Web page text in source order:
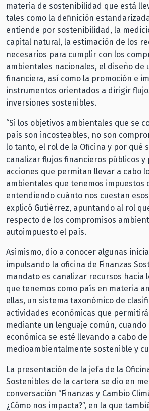
materia de sostenibilidad que está
tales como la definición
entiende por sostenibilidad, la
capital natural, la estimación de los
necesarios para cumplir con los
ambientales nacionales, el diseño de
financiera, así como la promoción e
instrumentos orientados a dirigir
inversiones sostenibles.
“Si los objetivos ambientales que se
país son incosteables, no son
lo tanto, el rol de la Oficina y por qué
canalizar flujos financieros públicos y
acciones que permitan llevar a cabo
ambientales que tenemos impuestos
entendiendo cuánto nos cuestan
explicó Gutiérrez, apuntando al rol
respecto de los compromisos
autoimpuesto el país.
Asimismo, dio a conocer algunas
impulsando la oficina de Finanzas
mandato es canalizar recursos hacia
que tenemos como país en materia
ellas, un sistema taxonómico de
actividades económicas que
mediante un lenguaje común,
económica se esté llevando a cabo
medioambientalmente sostenible y
La presentación de la jefa de la
Sostenibles de la cartera se dio en
conversación “Finanzas y Cambio
¿Cómo nos impacta?”, en la que